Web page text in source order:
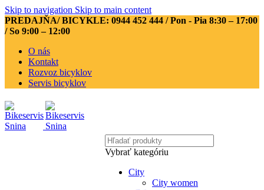
Skip to navigation Skip to main content
PREDAJŇA/ BICYKLE: 0944 452 444 / Pon - Pia 8:30 – 17:00
/ So 9:00 – 12:00
O nás
Kontakt
Rozvoz bicyklov
Servis bicyklov
Vybrať kategóriu
City
City women